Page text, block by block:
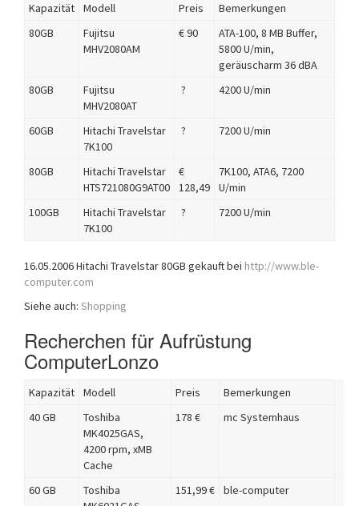
Kapazität
Modell Preis
Bemerkungen
80GB
Fujitsu
MHV2080AM
€ 90
ATA-100, 8 MB Buffer,
5800 U/min,
geräuscharm 36 dBA
80GB
Fujitsu
MHV2080AT
? 4200 U/min
60GB
Hitachi Travelstar
7K100
? 7200 U/min
80GB
Hitachi Travelstar
HTS721080G9AT00
€
128,49
7K100, ATA6, 7200
U/min
100GB
Hitachi Travelstar
7K100
? 7200 U/min
16.05.2006 Hitachi Travelstar 80GB gekauft bei http://www.ble-
computer.com
Siehe auch: Shopping
Recherchen für Aufrüstung
ComputerLonzo
Kapazität Modell Preis
Bemerkungen
40 GB
Toshiba
MK4025GAS,
4200 rpm, xMB
Cache
178 € mc Systemhaus
60 GB
Toshiba
151,99 € ble-computer